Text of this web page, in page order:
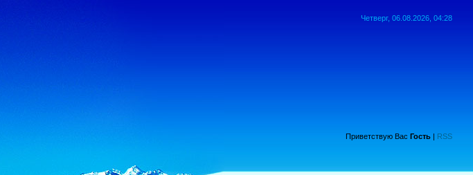
Четверг, 06.08.2026, 04:28
Приветствую Вас Гость | RSS